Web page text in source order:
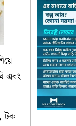
এবং
টক